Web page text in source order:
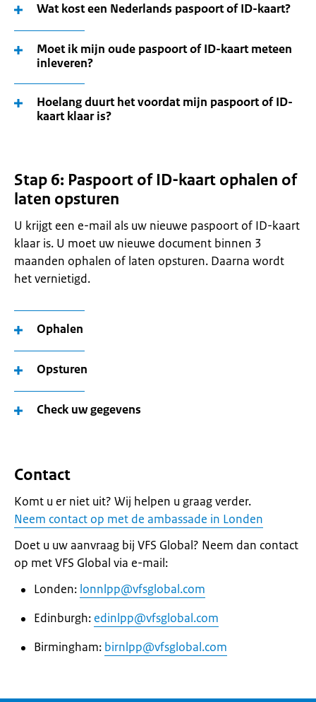
Wat kost een Nederlands paspoort of ID-kaart?
Moet ik mijn oude paspoort of ID-kaart meteen
inleveren?
Hoelang duurt het voordat mijn paspoort of ID-
kaart klaar is?
Stap 6: Paspoort of ID-kaart ophalen of
laten opsturen
U krijgt een e-mail als uw nieuwe paspoort of ID-kaart
klaar is. U moet uw nieuwe document binnen 3
maanden ophalen of laten opsturen. Daarna wordt
het vernietigd.
Ophalen
Opsturen
Check uw gegevens
Contact
Komt u er niet uit? Wij helpen u graag verder.
Neem contact op met de ambassade in Londen
Doet u uw aanvraag bij VFS Global? Neem dan contact
op met VFS Global via e-mail:
Londen: lonnlpp@vfsglobal.com
Edinburgh: edinlpp@vfsglobal.com
Birmingham: birnlpp@vfsglobal.com